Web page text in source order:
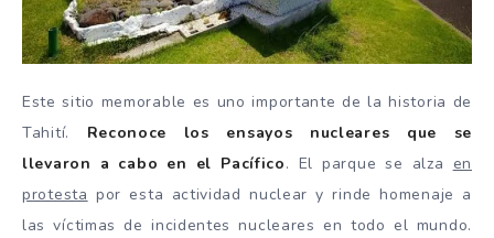
Este sitio memorable es uno importante de la historia de
Tahití. Reconoce los ensayos nucleares que se
llevaron a cabo en el Pacífico. El parque se alza en
protesta por esta actividad nuclear y rinde homenaje a
las víctimas de incidentes nucleares en todo el mundo.